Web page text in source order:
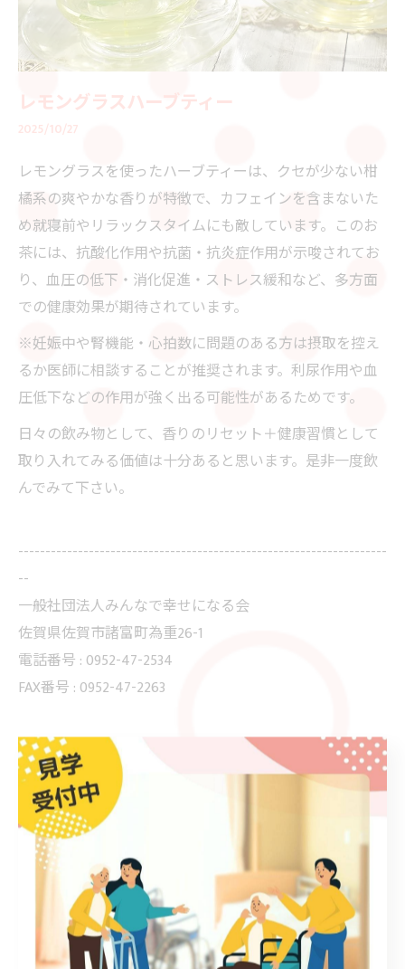
レモングラスハーブティー
2025/10/27
レモングラスを使ったハーブティーは、クセが少ない柑
橘系の爽やかな香りが特徴で、カフェインを含まないた
め就寝前やリラックスタイムにも敵しています。このお
茶には、抗酸化作用や抗菌・抗炎症作用が示唆されてお
り、血圧の低下・消化促進・ストレス緩和など、多方面
での健康効果が期待されています。
※妊娠中や腎機能・心拍数に問題のある方は摂取を控え
るか医師に相談することが推奨されます。利尿作用や血
圧低下などの作用が強く出る可能性があるためです。
日々の飲み物として、香りのリセット＋健康習慣として
取り入れてみる価値は十分あると思います。是非一度飲
んでみて下さい。
--------------------------------------------------------------------
--
一般社団法人みんなで幸せになる会
佐賀県佐賀市諸富町為重26-1
電話番号 : 0952-47-2534
FAX番号 : 0952-47-2263
--------------------------------------------------------------------
--
ブログ お知らせ
< 前のページ 一覧に戻る 次のページ >